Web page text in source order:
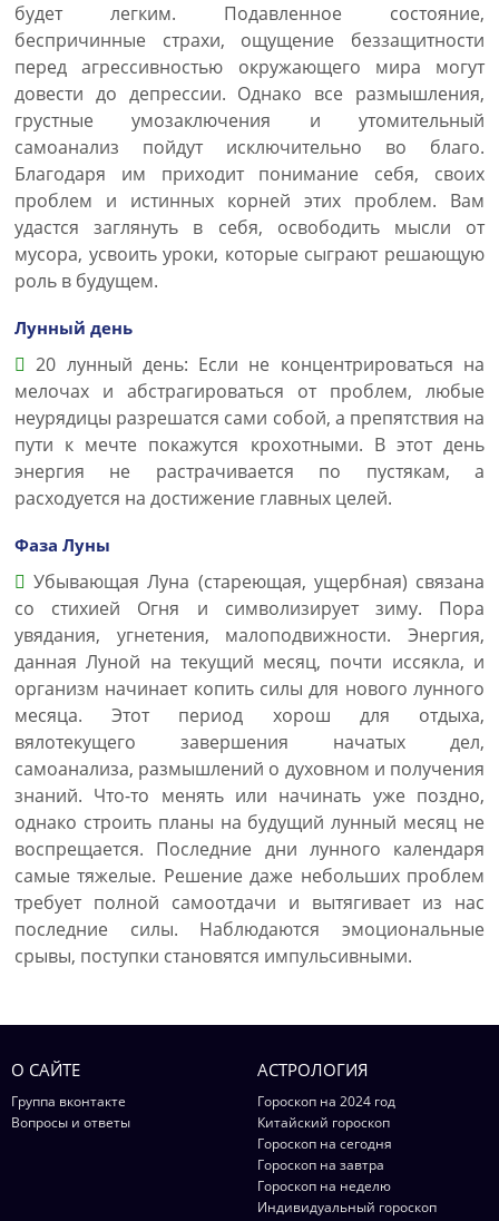
будет легким. Подавленное состояние,
беспричинные страхи, ощущение беззащитности
перед агрессивностью окружающего мира могут
довести до депрессии. Однако все размышления,
грустные умозаключения и утомительный
самоанализ пойдут исключительно во благо.
Благодаря им приходит понимание себя, своих
проблем и истинных корней этих проблем. Вам
удастся заглянуть в себя, освободить мысли от
мусора, усвоить уроки, которые сыграют решающую
роль в будущем.
Лунный день
20 лунный день: Если не концентрироваться на
мелочах и абстрагироваться от проблем, любые
неурядицы разрешатся сами собой, а препятствия на
пути к мечте покажутся крохотными. В этот день
энергия не растрачивается по пустякам, а
расходуется на достижение главных целей.
Фаза Луны
Убывающая Луна (стареющая, ущербная) связана
со стихией Огня и символизирует зиму. Пора
увядания, угнетения, малоподвижности. Энергия,
данная Луной на текущий месяц, почти иссякла, и
организм начинает копить силы для нового лунного
месяца. Этот период хорош для отдыха,
вялотекущего завершения начатых дел,
самоанализа, размышлений о духовном и получения
знаний. Что-то менять или начинать уже поздно,
однако строить планы на будущий лунный месяц не
воспрещается. Последние дни лунного календаря
самые тяжелые. Решение даже небольших проблем
требует полной самоотдачи и вытягивает из нас
последние силы. Наблюдаются эмоциональные
срывы, поступки становятся импульсивными.
О САЙТЕ
Группа вконтакте
Вопросы и ответы
АСТРОЛОГИЯ
Гороскоп на 2024 год
Китайский гороскоп
Гороскоп на сегодня
Гороскоп на завтра
Гороскоп на неделю
Индивидуальный гороскоп